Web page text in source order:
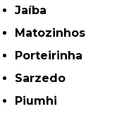
Jaíba
Matozinhos
Porteirinha
Sarzedo
Piumhi